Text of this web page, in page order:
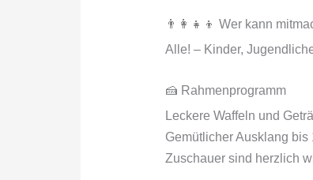
👨‍👩‍👧‍👦 Wer kann
Alle! – Kinder,
🍰 Rahmenprogramm
Leckere Waffeln und
Gemütlicher Ausklang bis
Zuschauer sind herzlich